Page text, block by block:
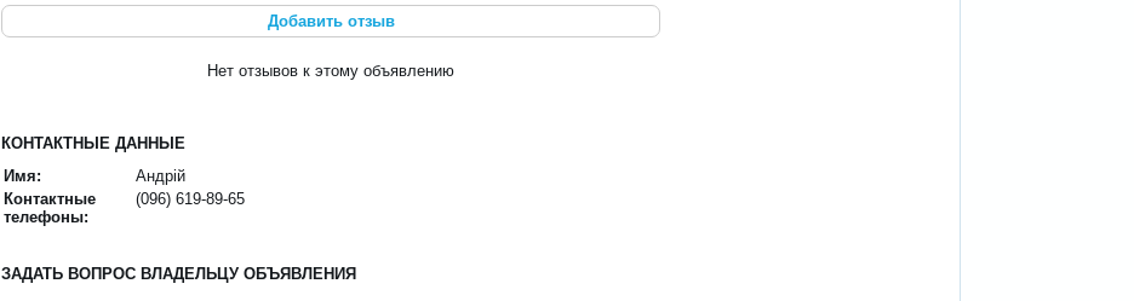
Добавить отзыв
Нет отзывов к этому объявлению
КОНТАКТНЫЕ ДАННЫЕ
Имя:
Андрій
Контактные
телефоны:
(096) 619-89-65
ЗАДАТЬ ВОПРОС ВЛАДЕЛЬЦУ ОБЪЯВЛЕНИЯ